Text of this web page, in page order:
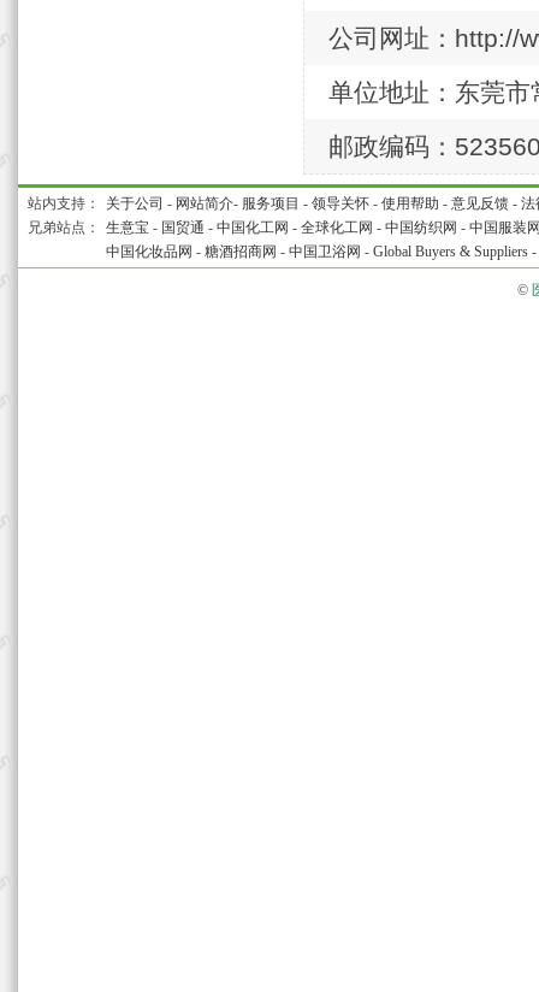
公司网址：http://
单位地址：东莞
邮政编码：
站内支持： 关于公司 - 网站简介- 服务项目 - 领导关怀 - 使用帮助 - 意见反馈 - 法
兄弟站点：
生意宝 - 国贸通 - 中国化工网 - 全球化工网 - 中国纺织网 - 中国服装
中国化妆品网 - 糖酒招商网 - 中国卫浴网 - Global Buyers & Suppliers -
©